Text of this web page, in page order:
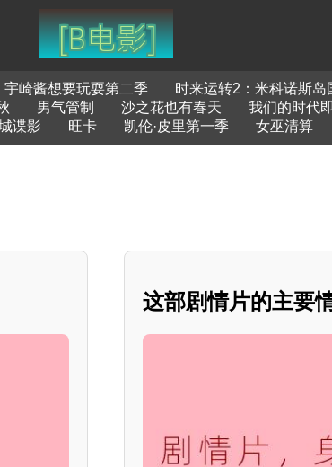
宇崎酱想要玩耍第二季 时来运转2：米科诺斯岛
男气管制 沙之花也有春天 我们的时代
谍影 旺卡 凯伦·皮里第一季 女巫清算
这部剧情片的主要